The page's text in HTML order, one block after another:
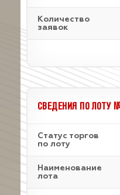
Количество
заявок
СВЕДЕНИЯ ПО ЛОТУ
Статус торгов
по лоту
Наименование
лота